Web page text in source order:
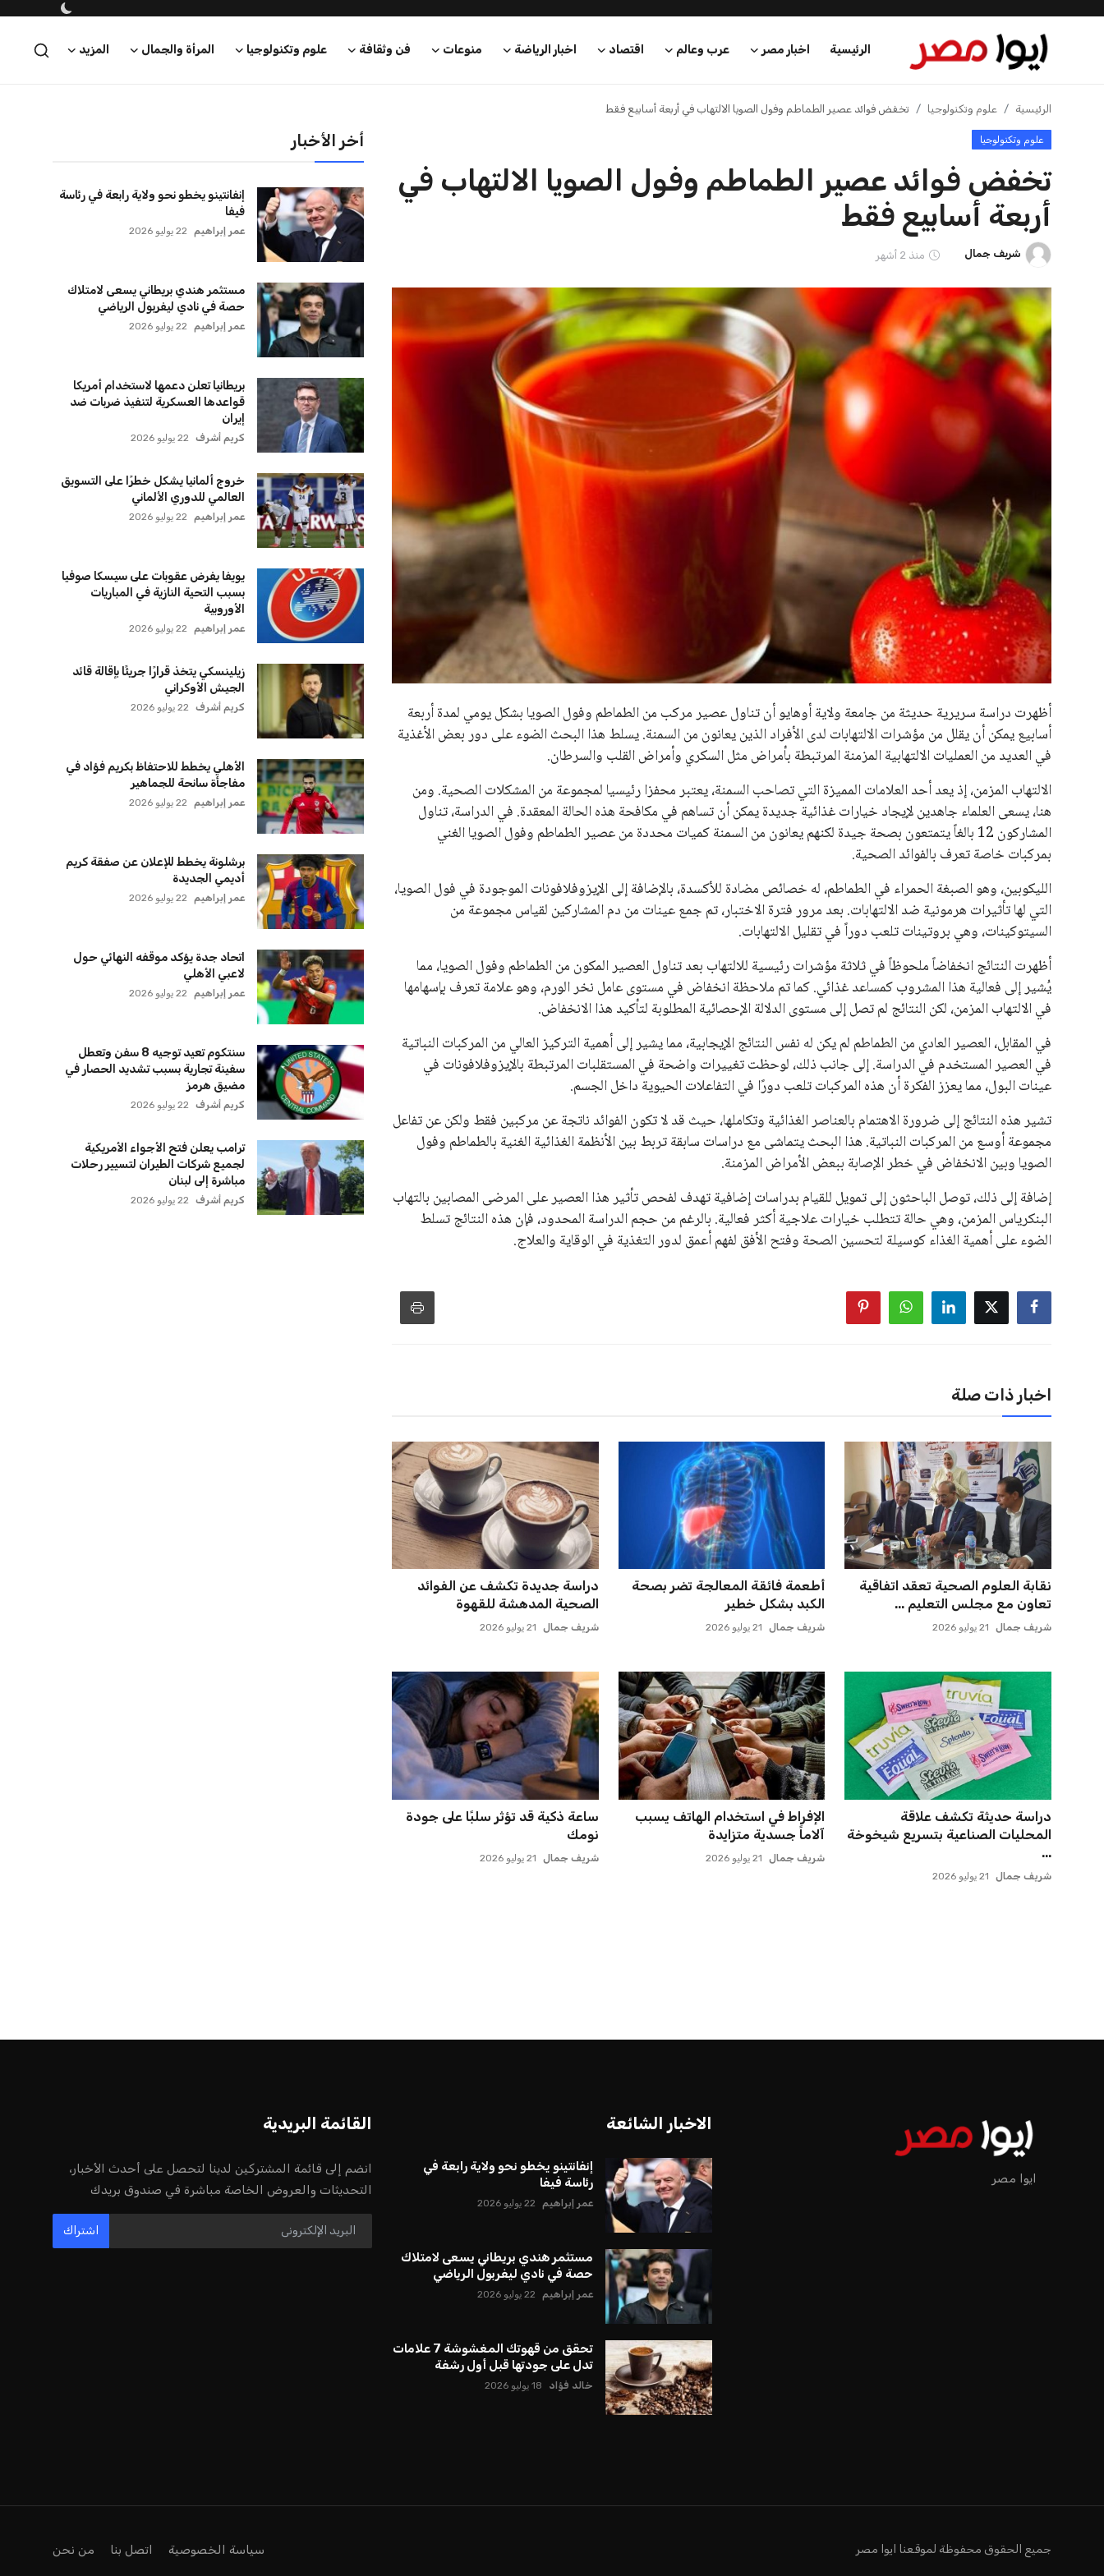
الرئيسية اخبار مصر عرب وعالم اقتصاد اخبار الرياضة منوعات فن وثقافة علوم وتكنولوجيا المرأة والجمال المزيد
الرئيسية
اخبار مصر
عرب وعالم
اخبار الرياضة
منوعات
فن وثقافة
علوم وتكنولوجيا
المرأة والجمال
محافظات
الرئيسية علوم وتكنولوجيا تخفض فوائد عصير الطماطم وفول الصويا الالتهاب في أربعة أسابيع فقط
علوم وتكنولوجيا
تخفض فوائد عصير الطماطم وفول الصويا الالتهاب في
أربعة أسابيع فقط
شريف جمال منذ 2 أشهر
أظهرت دراسة سريرية حديثة من جامعة ولاية أوهايو أن تناول عصير مركب من الطماطم وفول الصويا بشكل يومي لمدة أربعة
أسابيع يمكن أن يقلل من مؤشرات الالتهابات لدى الأفراد الذين يعانون من السمنة. يسلط هذا البحث الضوء على دور بعض الأغذية
في العديد من العمليات الالتهابية المزمنة المرتبطة بأمراض مثل السكري وأمراض القلب والسرطان.
الالتهاب المزمن، إذ يعد أحد العلامات المميزة التي تصاحب السمنة، يعتبر محفزا رئيسيا لمجموعة من المشكلات الصحية. ومن
هنا، يسعى العلماء جاهدين لإيجاد خيارات غذائية جديدة يمكن أن تساهم في مكافحة هذه الحالة المعقدة. في الدراسة، تناول
المشاركون 12 بالغاً يتمتعون بصحة جيدة لكنهم يعانون من السمنة كميات محددة من عصير الطماطم وفول الصويا الغني
بمركبات خاصة تعرف بالفوائد الصحية.
الليكوبين، وهو الصبغة الحمراء في الطماطم، له خصائص مضادة للأكسدة، بالإضافة إلى الإيزوفلافونات الموجودة في فول الصويا،
التي لها تأثيرات هرمونية ضد الالتهابات. بعد مرور فترة الاختبار، تم جمع عينات من دم المشاركين لقياس مجموعة من
السيتوكينات، وهي بروتينات تلعب دوراً في تقليل الالتهابات.
أظهرت النتائج انخفاضاً ملحوظاً في ثلاثة مؤشرات رئيسية للالتهاب بعد تناول العصير المكون من الطماطم وفول الصويا، مما
يُشير إلى فعالية هذا المشروب كمساعد غذائي. كما تم ملاحظة انخفاض في مستوى عامل نخر الورم، وهو علامة تعرف بإسهامها
في الالتهاب المزمن، لكن النتائج لم تصل إلى مستوى الدلالة الإحصائية المطلوبة لتأكيد هذا الانخفاض.
في المقابل، العصير العادي من الطماطم لم يكن له نفس النتائج الإيجابية، مما يشير إلى أهمية التركيز العالي من المركبات النباتية
في العصير المستخدم في الدراسة. إلى جانب ذلك، لوحظت تغييرات واضحة في المستقلبات المرتبطة بالإيزوفلافونات في
عينات البول، مما يعزز الفكرة أن هذه المركبات تلعب دورًا في التفاعلات الحيوية داخل الجسم.
تشير هذه النتائج إلى ضرورة الاهتمام بالعناصر الغذائية وتكاملها، حيث قد لا تكون الفوائد ناتجة عن مركبين فقط ولكن عن تفاعل
مجموعة أوسع من المركبات النباتية. هذا البحث يتماشى مع دراسات سابقة تربط بين الأنظمة الغذائية الغنية بالطماطم وفول
الصويا وبين الانخفاض في خطر الإصابة ببعض الأمراض المزمنة.
إضافة إلى ذلك، توصل الباحثون إلى تمويل للقيام بدراسات إضافية تهدف لفحص تأثير هذا العصير على المرضى المصابين بالتهاب
البنكرياس المزمن، وهي حالة تتطلب خيارات علاجية أكثر فعالية. بالرغم من حجم الدراسة المحدود، فإن هذه النتائج تسلط
الضوء على أهمية الغذاء كوسيلة لتحسين الصحة وفتح الأفق لفهم أعمق لدور التغذية في الوقاية والعلاج.
اخبار ذات صلة
نقابة العلوم الصحية تعقد اتفاقية
تعاون مع مجلس التعليم ...
شريف جمال 21 يوليو 2026
أطعمة فائقة المعالجة تضر بصحة
الكبد بشكل خطير
شريف جمال 21 يوليو 2026
دراسة جديدة تكشف عن الفوائد
الصحية المدهشة للقهوة
شريف جمال 21 يوليو 2026
دراسة حديثة تكشف علاقة
المحليات الصناعية بتسريع شيخوخة
...
شريف جمال 21 يوليو 2026
الإفراط في استخدام الهاتف يسبب
آلاماً جسدية متزايدة
شريف جمال 21 يوليو 2026
ساعة ذكية قد تؤثر سلبًا على جودة
نومك
شريف جمال 21 يوليو 2026
أخر الأخبار
إنفانتينو يخطو نحو ولاية رابعة في رئاسة
فيفا
عمر إبراهيم 22 يوليو 2026
مستثمر هندي بريطاني يسعى لامتلاك
حصة في نادي ليفربول الرياضي
عمر إبراهيم 22 يوليو 2026
بريطانيا تعلن دعمها لاستخدام أمريكا
قواعدها العسكرية لتنفيذ ضربات ضد
إيران
كريم أشرف 22 يوليو 2026
خروج ألمانيا يشكل خطرًا على التسويق
العالمي للدوري الألماني
عمر إبراهيم 22 يوليو 2026
يويفا يفرض عقوبات على سيسكا صوفيا
بسبب التحية النازية في المباريات
الأوروبية
عمر إبراهيم 22 يوليو 2026
زيلينسكي يتخذ قرارًا جريئًا بإقالة قائد
الجيش الأوكراني
كريم أشرف 22 يوليو 2026
الأهلي يخطط للاحتفاظ بكريم فؤاد في
مفاجأة سانحة للجماهير
عمر إبراهيم 22 يوليو 2026
برشلونة يخطط للإعلان عن صفقة كريم
أديمي الجديدة
عمر إبراهيم 22 يوليو 2026
اتحاد جدة يؤكد موقفه النهائي حول
لاعبي الأهلي
عمر إبراهيم 22 يوليو 2026
سنتكوم تعيد توجيه 8 سفن وتعطل
سفينة تجارية بسبب تشديد الحصار في
مضيق هرمز
كريم أشرف 22 يوليو 2026
ترامب يعلن فتح الأجواء الأمريكية
لجميع شركات الطيران لتسيير رحلات
مباشرة إلى لبنان
كريم أشرف 22 يوليو 2026
إنفانتينو يخطو نحو ولاية رابعة في رئاسة فيفا
عمر إبراهيم
عمر إبراهيم 22 يوليو 2026
مستثمر هندي بريطاني يسعى لامتلاك
حصة في نادي ليفربول الرياضي
الأوروبية